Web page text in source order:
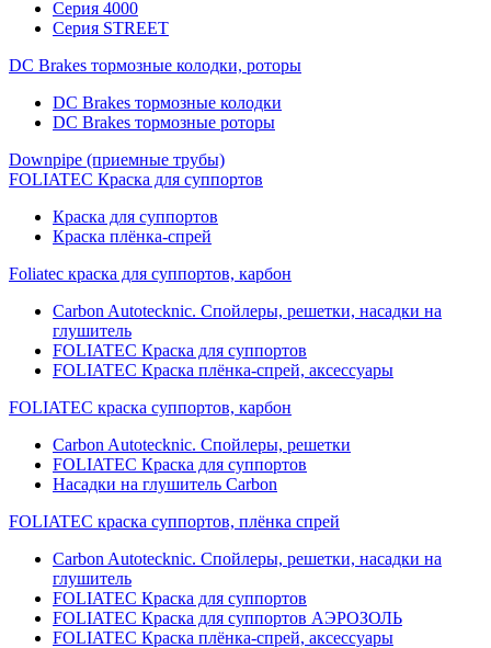
Серия 4000
Серия STREET
DC Brakes тормозные колодки, роторы
DC Brakes тормозные колодки
DC Brakes тормозные роторы
Downpipe (приемные трубы)
FOLIATEC Краска для суппортов
Краска для суппортов
Краска плёнка-спрей
Foliatec краска для суппортов, карбон
Carbon Autotecknic. Спойлеры, решетки, насадки на
глушитель
FOLIATEC Краска для суппортов
FOLIATEC Краска плёнка-спрей, аксессуары
FOLIATEC краска суппортов, карбон
Carbon Autotecknic. Спойлеры, решетки
FOLIATEC Краска для суппортов
Насадки на глушитель Carbon
FOLIATEC краска суппортов, плёнка спрей
Carbon Autotecknic. Спойлеры, решетки, насадки на
глушитель
FOLIATEC Краска для суппортов
FOLIATEC Краска для суппортов АЭРОЗОЛЬ
FOLIATEC Краска плёнка-спрей, аксессуары